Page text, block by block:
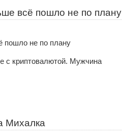
всё пошло не по плану
с криптовалютой. Мужчина
Михалка